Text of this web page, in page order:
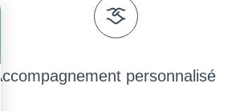
Accompagnement personnalisé